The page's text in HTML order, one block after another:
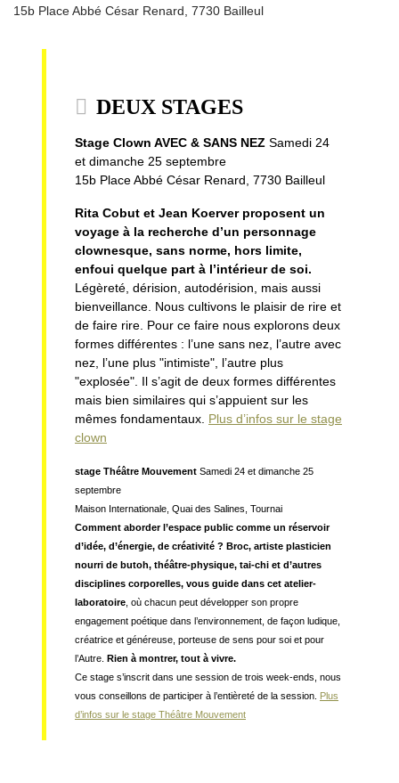
15b Place Abbé César Renard, 7730 Bailleul
DEUX STAGES
Stage Clown AVEC & SANS NEZ Samedi 24
et dimanche 25 septembre
15b Place Abbé César Renard, 7730 Bailleul
Rita Cobut et Jean Koerver proposent un
voyage à la recherche d’un personnage
clownesque, sans norme, hors limite,
enfoui quelque part à l’intérieur de soi.
Légèreté, dérision, autodérision, mais aussi
bienveillance. Nous cultivons le plaisir de rire et
de faire rire. Pour ce faire nous explorons deux
formes différentes : l’une sans nez, l’autre avec
nez, l’une plus "intimiste", l’autre plus
"explosée". Il s’agit de deux formes différentes
mais bien similaires qui s’appuient sur les
mêmes fondamentaux. Plus d’infos sur le stage
clown
stage Théâtre Mouvement Samedi 24 et dimanche 25
septembre
Maison Internationale, Quai des Salines, Tournai
Comment aborder l’espace public comme un réservoir
d’idée, d’énergie, de créativité ? Broc, artiste plasticien
nourri de butoh, théâtre-physique, tai-chi et d’autres
disciplines corporelles, vous guide dans cet atelier-
laboratoire , où chacun peut développer son propre
engagement poétique dans l’environnement, de façon ludique,
créatrice et généreuse, porteuse de sens pour soi et pour
l’Autre. Rien à montrer, tout à vivre.
Ce stage s’inscrit dans une session de trois week-ends, nous
vous conseillons de participer à l’entièreté de la session. Plus
d’infos sur le stage Théâtre Mouvement